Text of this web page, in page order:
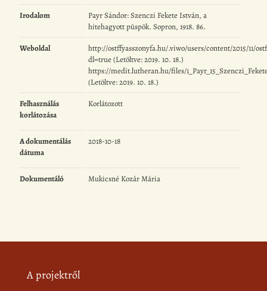
Irodalom
Payr Sándor: Szenczi Fekete István, a
hitehagyott püspök. Sopron, 1918. 86.
Weboldal
http://ostffyasszonyfa.hu/.viwo/users/content/2015/11/
dl=true (Letöltve: 2019. 10. 18.)
https://medit.lutheran.hu/files/
(Letöltve: 2019. 10. 18.)
Felhasználás
korlátozása
Korlátozott
A dokumentálás
dátuma
2018-10-18
Dokumentáló Mukicsné Kozár Mária
A projektről